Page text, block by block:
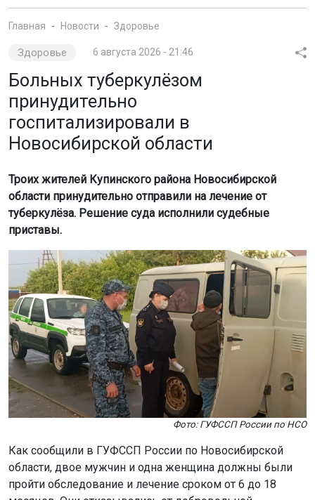
Главная Новости Здоровье
Здоровье 6 августа 2026 - 21:46
Больных туберкулёзом
принудительно
госпитализировали в
Новосибирской области
Троих жителей Купинского района Новосибирской
области принудительно отправили на лечение от
туберкулёза. Решение суда исполнили судебные
приставы.
Фото: ГУФССП России по НСО
Как сообщили в ГУФССП России по Новосибирской
области, двое мужчин и одна женщина должны были
пройти обследование и лечение сроком от 6 до 18